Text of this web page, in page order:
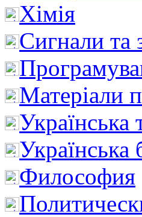
Хімія
Сигнали та
Матеріали
Українська
Українська
Философия